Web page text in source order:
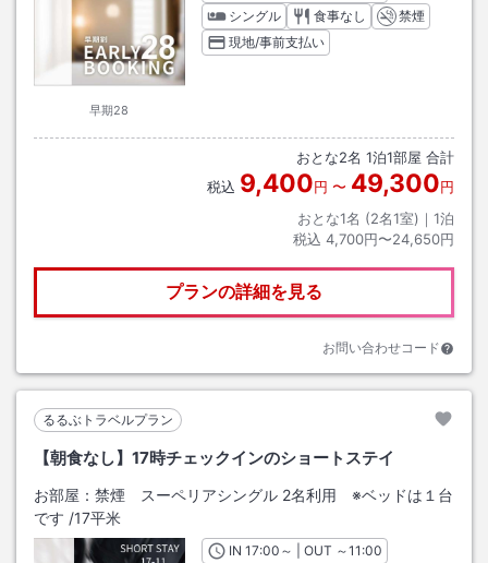
早期28
シングル
食事なし
禁煙
現地/事前支払い
おとな2名 1泊1部屋 合計
税込 9,400円 〜 49,300円
おとな1名 (2名1室)｜ 1泊
税込 4,700円〜24,650円
プランの詳細を見る
お問い合わせコード
るるぶトラベルプラン
【朝食なし】17時チェックインのショートステイ
お部屋： 禁煙 スーペリアシングル 2名利用 ※ベッドは１台
です /17平米
INチェックイン
17:00 ～ | OUT チェックアウト
～11:00